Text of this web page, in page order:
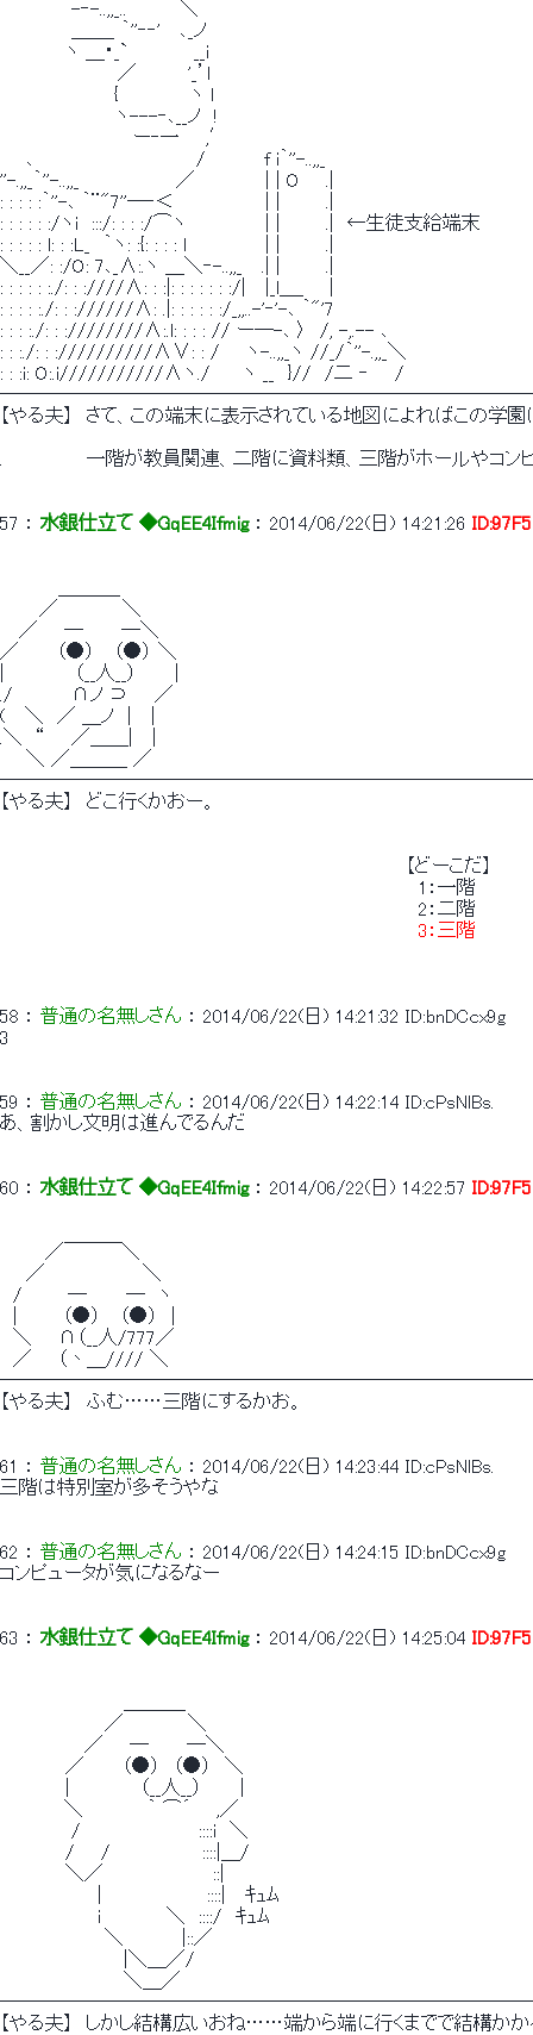
-‐-..,,_..　　　　＼
＿＿_ ｀''‐‐' 　､_ノ
ヽ ＿・_`　　　　　__i
／　　 　 '_’l
{　　　　　 ヽ l
ヽ---‐､__ノ　!
ー‐一　　,′
､　　　　　　　　　 　 　 /　　　　 f i｀''-..,,_
''-.,,_｀''-..,,_　　　　 　 　 ／　　 　 　 | | O　　.|
: : : : :｀''-､ ｀¨"7''―‐＜　　　　　 　 | |　　　 .|
: : : : : :/ヽi　:::/: : : :/⌒ヽ　　　　　　| |　　　 .|　←生徒支給端末
: : : : : l: : :L_　｀ヽ: :{: : : : l　　　　　　| |　　　 .|
＼__／: :/O: 7､_∧:.ヽ ＿＼‐-..,,_ 　.| |　　　 .|
: : : : : :./: : :////∧: : :|: : : : : : :/|　 |_l＿_ 　 |
: : : : :./: : ://////∧: .|: : : : : :/_,,..-'‐'-､ ｀"'7
: : : :./: : :////////∧:.l: : : : // ー―-､ 〉　/, -,.-- ､
: : :./: : ://////////∧∨: : /　　ヽ-..,,_ヽ //_/｀''-.,,_＼
: : :i: O:.i///////////∧ヽ./　　 ヽ __　}//　/二 ‐　　/
【やる夫】　さて、この端末に表示されている地図によればこの学
.　　　 　 　 一階が教員関連、二階に資料類、三階がホールやコン
57 ： 水銀仕立て ◆GqEE4Ifmig ： 2014/06/22(日) 14:21:26
／　　 　 　＼
／　　─　 　 ─＼
／ 　　 （●） 　（●） ＼
|　 　　 　 （__人__）　 　 |
./　　　　 ∩ノ ⊃　　／
(　 ＼　／ ＿ノ　|　 |
.＼　“　　／＿＿|　 |
＼ ／＿＿＿ ／
【やる夫】　どこ行くかおー。
【どーこだ】
1：一階
2：二階
3：三階
58 ： 普通の名無しさん ： 2014/06/22(日) 14:21:32 ID:bnDCcx9g
3
59 ： 普通の名無しさん ： 2014/06/22(日) 14:22:14 ID:cPsNlBs.
あ、割かし文明は進んでるんだ
60 ： 水銀仕立て ◆GqEE4Ifmig ： 2014/06/22(日) 14:22:57
／￣￣￣＼
／　　　　　　　 ＼
/　　　 ─　　　─　ヽ
|　　　 （●） 　（●）　|
＼　　∩（__人/777／
／　　（丶＿//// ＼
【やる夫】　ふむ……三階にするかお。
61 ： 普通の名無しさん ： 2014/06/22(日) 14:23:44 ID:cPsNlBs.
三階は特別室が多そうやな
62 ： 普通の名無しさん ： 2014/06/22(日) 14:24:15 ID:bnDCcx9g
コンピュータが気になるなー
63 ： 水銀仕立て ◆GqEE4Ifmig ： 2014/06/22(日) 14:25:04
／　　 　 　＼
／　　─　 　 ─＼
／ 　　 （●）　（●）　＼
|　 　　 　 （__人__）　 　 |
＼　　 　　 ｀ ⌒´ 　 ,／
/　　　　　　　　　::::i　＼
/　　/　　　　　　　::::|＿/
＼／　　　　 　 　 　::|
|　　　　　　　　::::|　 ｷｭﾑ
i　　　　　＼　::::/　ｷｭﾑ
＼　　　 　|::／
|＼＿／/
＼＿／
【やる夫】　しかし結構広いおね……端から端に行くまでで結構か